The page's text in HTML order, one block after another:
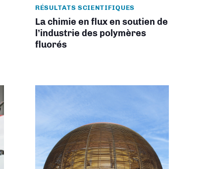
RÉSULTATS SCIENTIFIQUES
La chimie en flux en soutien de
l’industrie des polymères
fluorés